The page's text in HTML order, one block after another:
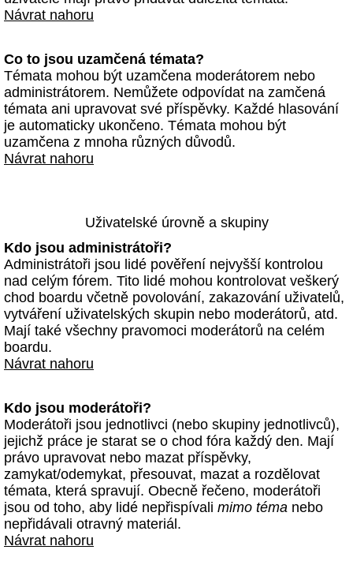
Návrat nahoru
Co to jsou uzamčená témata?
Témata mohou být uzamčena moderátorem nebo
administrátorem. Nemůžete odpovídat na zamčená
témata ani upravovat své příspěvky. Každé hlasování
je automaticky ukončeno. Témata mohou být
uzamčena z mnoha různých důvodů.
Návrat nahoru
Uživatelské úrovně a skupiny
Kdo jsou administrátoři?
Administrátoři jsou lidé pověření nejvyšší kontrolou
nad celým fórem. Tito lidé mohou kontrolovat veškerý
chod boardu včetně povolování, zakazování uživatelů,
vytváření uživatelských skupin nebo moderátorů, atd.
Mají také všechny pravomoci moderátorů na celém
boardu.
Návrat nahoru
Kdo jsou moderátoři?
Moderátoři jsou jednotlivci (nebo skupiny jednotlivců),
jejichž práce je starat se o chod fóra každý den. Mají
právo upravovat nebo mazat příspěvky,
zamykat/odemykat, přesouvat, mazat a rozdělovat
témata, která spravují. Obecně řečeno, moderátoři
jsou od toho, aby lidé nepřispívali mimo téma nebo
nepřidávali otravný materiál.
Návrat nahoru